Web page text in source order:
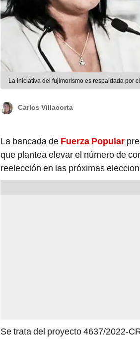
La iniciativa del fujimorismo es respaldada por
Carlos Villacorta
La bancada de Fuerza Popular
que plantea elevar el número de
reelección en las próximas
Se trata del proyecto 4637/2022-